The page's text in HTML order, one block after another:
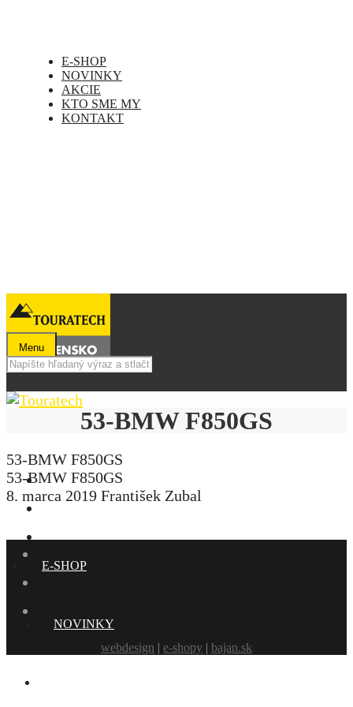
E-SHOP
NOVINKY
AKCIE
KTO SME MY
KONTAKT
Menu
E-SHOP
NOVINKY
53-BMW F850GS
53-BMW F850GS
53-BMW F850GS
8. marca 2019 František Zubal
webdesign | e-shopy | bajan.sk